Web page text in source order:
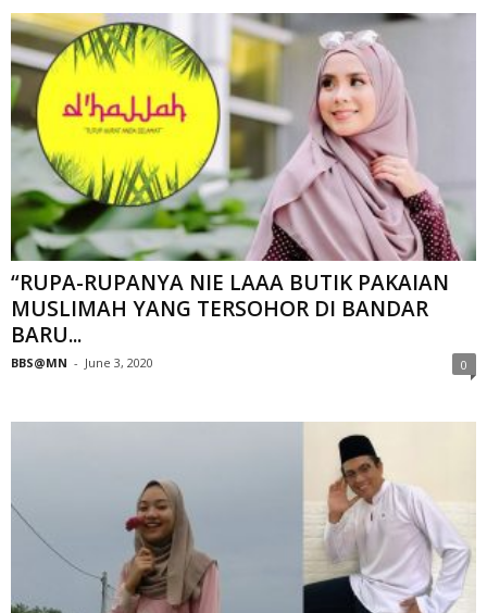
“RUPA-RUPANYA NIE LAAA BUTIK PAKAIAN
MUSLIMAH YANG TERSOHOR DI BANDAR
BARU...
BBS@MN - June 3, 2020 0